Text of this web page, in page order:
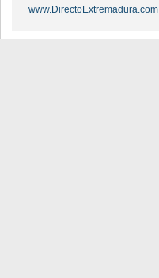
www.DirectoExtremadura.com